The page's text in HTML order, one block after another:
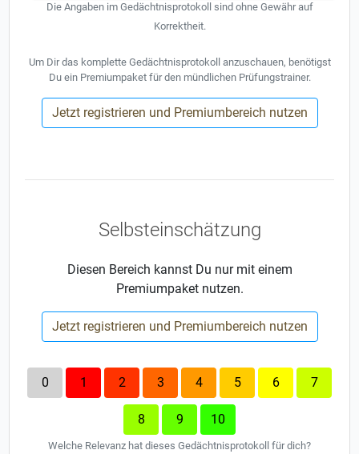
Die Angaben im Gedächtnisprotokoll sind ohne Gewähr auf
Korrektheit.
Um Dir das komplette Gedächtnisprotokoll anzuschauen, benötigst
Du ein Premiumpaket für den mündlichen Prüfungstrainer.
Jetzt registrieren und Premiumbereich nutzen
Selbsteinschätzung
Diesen Bereich kannst Du nur mit einem
Premiumpaket nutzen.
Jetzt registrieren und Premiumbereich nutzen
0 1 2 3 4 5 6 7
8 9 10
Welche Relevanz hat dieses Gedächtnisprotokoll für dich?